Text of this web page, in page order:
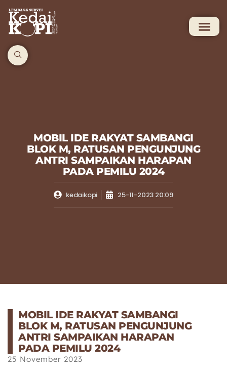
MOBIL IDE RAKYAT SAMBANGI
BLOK M, RATUSAN PENGUNJUNG
ANTRI SAMPAIKAN HARAPAN
PADA PEMILU 2024
kedaikopi 25-11-2023 20:09
MOBIL IDE RAKYAT SAMBANGI
BLOK M, RATUSAN PENGUNJUNG
ANTRI SAMPAIKAN HARAPAN
PADA PEMILU 2024
25 November 2023